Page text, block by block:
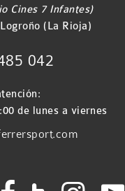
Cines 7 Infantes)
(La Rioja)
042
de lunes a viernes